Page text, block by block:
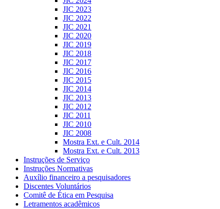
JIC 2023
JIC 2022
JIC 2021
JIC 2020
JIC 2019
JIC 2018
JIC 2017
JIC 2016
JIC 2015
JIC 2014
JIC 2013
JIC 2012
JIC 2011
JIC 2010
JIC 2008
Mostra Ext. e Cult. 2014
Mostra Ext. e Cult. 2013
Instruções de Serviço
Instruções Normativas
Auxílio financeiro a pesquisadores
Discentes Voluntários
Comitê de Ética em Pesquisa
Letramentos acadêmicos